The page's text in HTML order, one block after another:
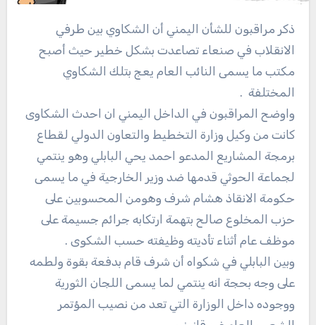
ذكر مراقبون للشأن اليمني أن الشكاوي بين طرفي
الانقلاب في صنعاء تصاعدت بشكل خطير حيث أصبح
مكتب ما يسمى النائب العام يعج بتلك الشكاوي
المختلفة .
واوضح المراقبون في الداخل اليمني ان احدث الشكاوى
كانت من وكيل وزارة التخطيط والتعاون الدولي لقطاع
برمجة المشاريع المدعو احمد يحي البابلي وهو ينتمي
لجماعة الحوثي قدمها ضد وزير الخارجية في ما يسمى
حكومة الانقاذ هشام شرف وهومن المحسوبين على
حزب المخلوع صالح بتهمة ارتكابه جرائم جسيمة على
موظف عام أثناء تأديته وظيفته حسب الشكوى .
وبين البابلي في شكواه أن شرف قام بدفعة بقوة ولطمه
على وجه بحجة انه ينتمي لما يسمى اللجان الثورية
ووجوده داخل الوزارة التي تعد من نصيب المؤتمر